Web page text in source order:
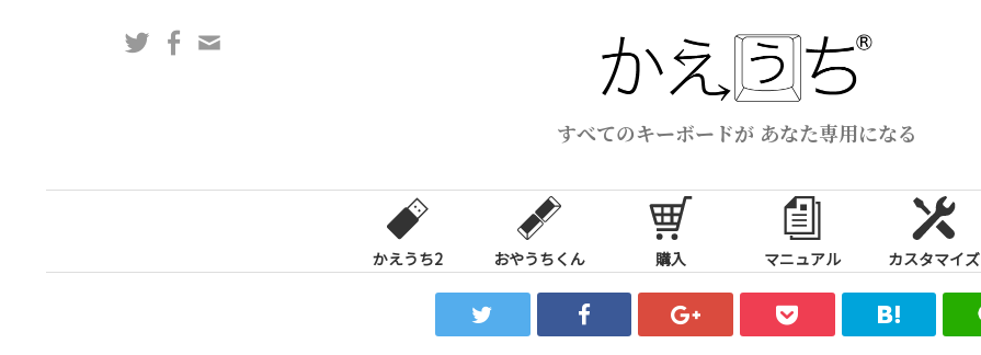
ス
すべてのキーボードが あなた専用になる
TwitterFacebook
かえうち2 おやうちくん 購入 マニュアル カスタマイズ